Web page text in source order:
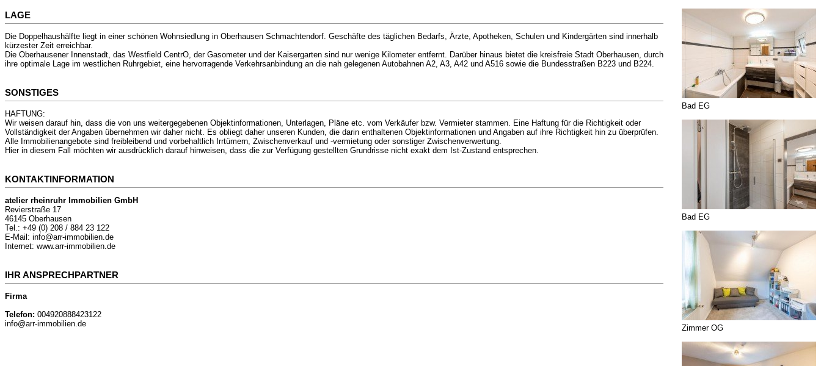
LAGE
Die Doppelhaushälfte liegt in einer schönen Wohnsiedlung in Oberhausen Schmachtendorf. Geschäfte des täglichen Bedarfs, Ärzte, Apotheken, Schulen und Kindergärten sind innerhalb
kürzester Zeit erreichbar.
Die Oberhausener Innenstadt, das Westfield CentrO, der Gasometer und der Kaisergarten sind nur wenige Kilometer entfernt. Darüber hinaus bietet die kreisfreie Stadt Oberhausen, durch
ihre optimale Lage im westlichen Ruhrgebiet, eine hervorragende Verkehrsanbindung an die nah gelegenen Autobahnen A2, A3, A42 und A516 sowie die Bundesstraßen B223 und B224.
SONSTIGES
HAFTUNG:
Wir weisen darauf hin, dass die von uns weitergegebenen Objektinformationen, Unterlagen, Pläne etc. vom Verkäufer bzw. Vermieter stammen. Eine Haftung für die Richtigkeit oder
Vollständigkeit der Angaben übernehmen wir daher nicht. Es obliegt daher unseren Kunden, die darin enthaltenen Objektinformationen und Angaben auf ihre Richtigkeit hin zu überprüfen.
Alle Immobilienangebote sind freibleibend und vorbehaltlich Irrtümern, Zwischenverkauf und -vermietung oder sonstiger Zwischenverwertung.
Hier in diesem Fall möchten wir ausdrücklich darauf hinweisen, dass die zur Verfügung gestellten Grundrisse nicht exakt dem Ist-Zustand entsprechen.
KONTAKTINFORMATION
atelier rheinruhr Immobilien GmbH
Revierstraße 17
46145 Oberhausen
Tel.: +49 (0) 208 / 884 23 122
E-Mail: info@arr-immobilien.de
Internet: www.arr-immobilien.de
IHR ANSPRECHPARTNER
Firma
Telefon: 004920888423122
info@arr-immobilien.de
Bad EG
Bad EG
Zimmer OG